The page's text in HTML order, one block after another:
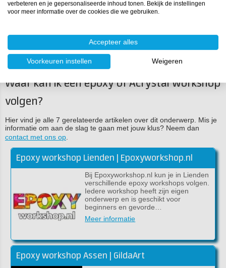
Woon je niet in België of niet in de buurt van Hasselt maar wil je
kan ik een epoxy workshop volgen?" Hier vind je een overzicht van
alle workshops in Nederland en België die volgens ons zeker een
bezoekje waard zijn!
Waar kan ik een epoxy of Acrystal workshop
volgen?
Hier vind je alle 7 gerelateerde artikelen over dit onderwerp. Mis je
informatie om aan de slag te gaan met jouw klus? Neem dan
contact met ons op.
Epoxy workshop Lienden | Epoxyworkshop.nl
Bij Epoxyworkshop.nl kun je in Lienden
verschillende epoxy workshops volgen.
Iedere workshop heeft zijn eigen
onderwerp en is geschikt voor
beginners en gevorde…
Meer informatie
Epoxy workshop Assen | GildaArt
verbeteren en je gepersonaliseerde inhoud tonen. Bekijk de instellingen
voor meer informatie over de cookies die we gebruiken.
Accepteer alles
Voorkeuren instellen Weigeren